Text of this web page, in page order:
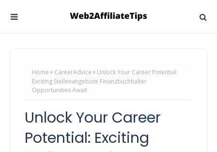
Home CareerAdvice
Unlock Your Career Potential:
Exciting Stellenangebote Finanzbuchhalter
Opportunities Await
Unlock Your Career
Potential: Exciting